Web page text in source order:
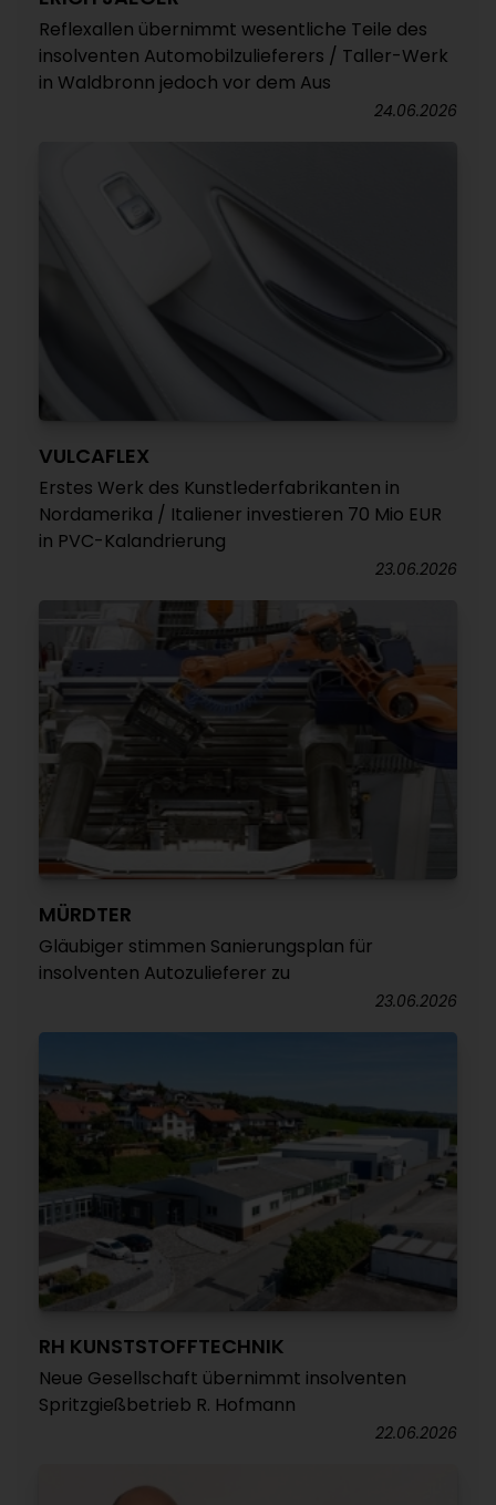
Reflexallen übernimmt wesentliche Teile des
insolventen Automobilzulieferers / Taller-Werk
in Waldbronn jedoch vor dem Aus
24.06.2026
VULCAFLEX
Erstes Werk des Kunstlederfabrikanten in
Nordamerika / Italiener investieren 70 Mio EUR
in PVC-Kalandrierung
23.06.2026
MÜRDTER
Gläubiger stimmen Sanierungsplan für
insolventen Autozulieferer zu
23.06.2026
RH KUNSTSTOFFTECHNIK
Neue Gesellschaft übernimmt insolventen
Spritzgießbetrieb R. Hofmann
22.06.2026